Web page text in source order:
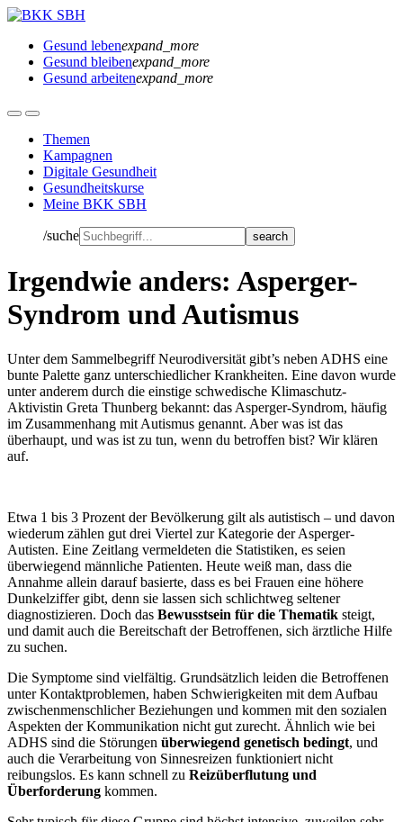
Gesund lebenexpand_more
Gesund bleibenexpand_more
Gesund arbeitenexpand_more
Themen
Kampagnen
Digitale Gesundheit
Gesundheitskurse
Meine BKK SBH
/suche
Irgendwie anders: Asperger-
Syndrom und Autismus
Unter dem Sammelbegriff Neurodiversität gibt’s neben ADHS eine
bunte Palette ganz unterschiedlicher Krankheiten. Eine davon wurde
unter anderem durch die einstige schwedische Klimaschutz-
Aktivistin Greta Thunberg bekannt: das Asperger-Syndrom, häufig
im Zusammenhang mit Autismus genannt. Aber was ist das
überhaupt, und was ist zu tun, wenn du betroffen bist? Wir klären
auf.
Etwa 1 bis 3 Prozent der Bevölkerung gilt als autistisch – und davon
wiederum zählen gut drei Viertel zur Kategorie der Asperger-
Autisten. Eine Zeitlang vermeldeten die Statistiken, es seien
überwiegend männliche Patienten. Heute weiß man, dass die
Annahme allein darauf basierte, dass es bei Frauen eine höhere
Dunkelziffer gibt, denn sie lassen sich schlichtweg seltener
diagnostizieren. Doch das Bewusstsein für die Thematik steigt,
und damit auch die Bereitschaft der Betroffenen, sich ärztliche Hilfe
zu suchen.
Die Symptome sind vielfältig. Grundsätzlich leiden die Betroffenen
unter Kontaktproblemen, haben Schwierigkeiten mit dem Aufbau
zwischenmenschlicher Beziehungen und kommen mit den sozialen
Aspekten der Kommunikation nicht gut zurecht. Ähnlich wie bei
ADHS sind die Störungen überwiegend genetisch bedingt, und
auch die Verarbeitung von Sinnesreizen funktioniert nicht
reibungslos. Es kann schnell zu Reizüberflutung und
Überforderung kommen.